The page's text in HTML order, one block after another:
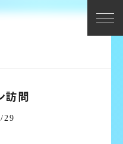
訪問
29